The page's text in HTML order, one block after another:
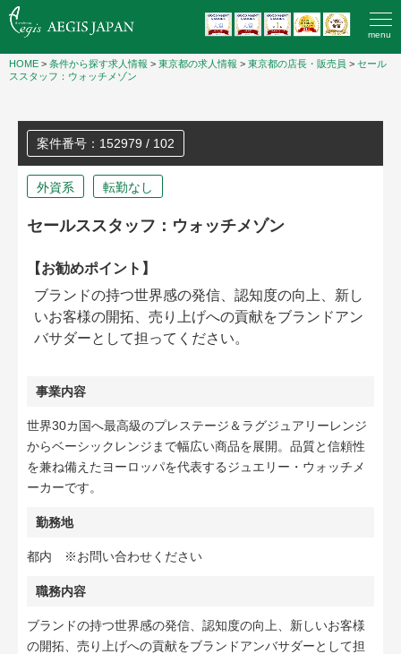
menu
HOME > 条件から探す求人情報 > 東京都の求人情報 > 東京都の店長・販売員 > セール
ススタッフ：ウォッチメゾン
案件番号：152979 / 102
外資系 転勤なし
セールススタッフ：ウォッチメゾン
【お勧めポイント】
ブランドの持つ世界感の発信、認知度の向上、新し
いお客様の開拓、売り上げへの貢献をブランドアン
バサダーとして担ってください。
事業内容
世界30カ国へ最高級のプレステージ＆ラグジュアリーレンジ
からベーシックレンジまで幅広い商品を展開。品質と信頼性
を兼ね備えたヨーロッパを代表するジュエリー・ウォッチメ
ーカーです。
勤務地
都内 ※お問い合わせください
職務内容
ブランドの持つ世界感の発信、認知度の向上、新しいお客様
の開拓、売り上げへの貢献をブランドアンバサダーとして担